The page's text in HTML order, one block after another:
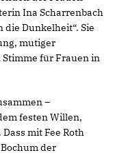
Ina Scharrenbach
Dunkelheit“. Sie
mutiger
für Frauen in
–
festen Willen,
mit Fee Roth
der